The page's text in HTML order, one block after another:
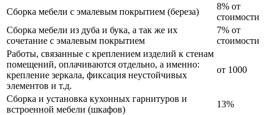
Сборка мебели с эмалевым покрытием (береза)
8% от
стоимости
Сборка мебели из дуба и бука, а так же их
сочетание с эмалевым покрытием
7% от
стоимости
Работы, связанные с креплением изделий к стенам
помещений, оплачиваются отдельно, а именно:
крепление зеркала, фиксация неустойчивых
элементов и т.д.
от 1000
Сборка и установка кухонных гарнитуров и
встроенной мебели (шкафов)
13%